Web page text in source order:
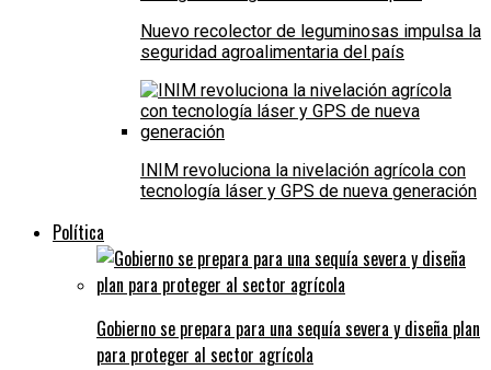
Nuevo recolector de leguminosas impulsa la
seguridad agroalimentaria del país
INIM revoluciona la nivelación agrícola con
tecnología láser y GPS de nueva generación
Política
Gobierno se prepara para una sequía severa y diseña plan
para proteger al sector agrícola